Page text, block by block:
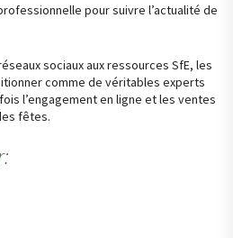
pour suivre l’actualité de
sociaux aux ressources SfE, les
comme de véritables experts
l’engagement en ligne et les ventes
fêtes.